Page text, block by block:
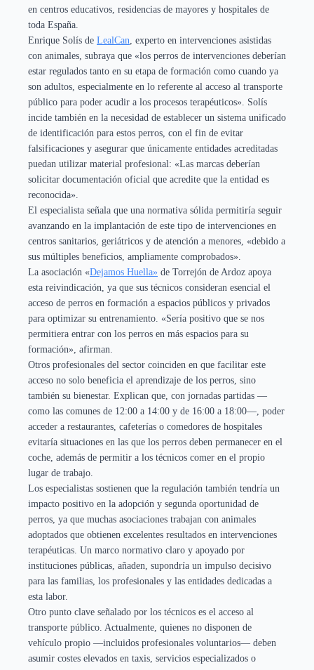
en centros educativos, residencias de mayores y hospitales de
toda España.
Enrique Solís de LealCan, experto en intervenciones asistidas
con animales, subraya que «los perros de intervenciones deberían
estar regulados tanto en su etapa de formación como cuando ya
son adultos, especialmente en lo referente al acceso al transporte
público para poder acudir a los procesos terapéuticos». Solís
incide también en la necesidad de establecer un sistema unificado
de identificación para estos perros, con el fin de evitar
falsificaciones y asegurar que únicamente entidades acreditadas
puedan utilizar material profesional: «Las marcas deberían
solicitar documentación oficial que acredite que la entidad es
reconocida».
El especialista señala que una normativa sólida permitiría seguir
avanzando en la implantación de este tipo de intervenciones en
centros sanitarios, geriátricos y de atención a menores, «debido a
sus múltiples beneficios, ampliamente comprobados».
La asociación «Dejamos Huella» de Torrejón de Ardoz apoya
esta reivindicación, ya que sus técnicos consideran esencial el
acceso de perros en formación a espacios públicos y privados
para optimizar su entrenamiento. «Sería positivo que se nos
permitiera entrar con los perros en más espacios para su
formación», afirman.
Otros profesionales del sector coinciden en que facilitar este
acceso no solo beneficia el aprendizaje de los perros, sino
también su bienestar. Explican que, con jornadas partidas —
como las comunes de 12:00 a 14:00 y de 16:00 a 18:00—, poder
acceder a restaurantes, cafeterías o comedores de hospitales
evitaría situaciones en las que los perros deben permanecer en el
coche, además de permitir a los técnicos comer en el propio
lugar de trabajo.
Los especialistas sostienen que la regulación también tendría un
impacto positivo en la adopción y segunda oportunidad de
perros, ya que muchas asociaciones trabajan con animales
adoptados que obtienen excelentes resultados en intervenciones
terapéuticas. Un marco normativo claro y apoyado por
instituciones públicas, añaden, supondría un impulso decisivo
para las familias, los profesionales y las entidades dedicadas a
esta labor.
Otro punto clave señalado por los técnicos es el acceso al
transporte público. Actualmente, quienes no disponen de
vehículo propio —incluidos profesionales voluntarios— deben
asumir costes elevados en taxis, servicios especializados o